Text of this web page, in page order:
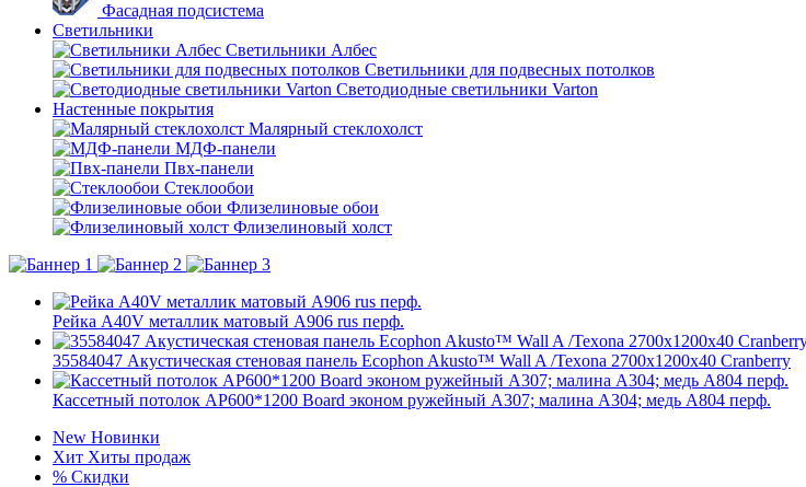
Фасадная подсистема
Светильники
Светильники Албес
Светильники для подвесных потолков
Светодиодные светильники Varton
Настенные покрытия
Малярный стеклохолст
МДФ-панели
Пвх-панели
Стеклообои
Флизелиновые обои
Флизелиновый холст
Рейка A40V металлик матовый А906 rus перф.
35584047 Акустическая стеновая панель Ecophon Akusto™ Wall A /Texona 2700x1200x40 Cranberry
Кассетный потолок AP600*1200 Board эконом ружейный А307; малина А304; медь А804 перф.
New Новинки
Хит Хиты продаж
% Скидки